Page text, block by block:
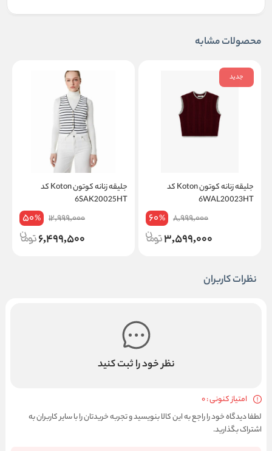
محصولات مشابه
جدید
جلیقه زنانه کوتون Koton کد
6WAL20023HT
8,999,000
60%
3,599,000
جلیقه زنانه کوتون Koton کد
6SAK20025HT
12,999,000
50%
6,499,500
نظرات کاربران
نظر خود را ثبت کنید
امتیاز کنونی : 0
لطفا دیدگاه خود را راجع به این کالا بنویسید و تجربه خریدتان را با سایر کاربران به
اشتراک بگذارید.